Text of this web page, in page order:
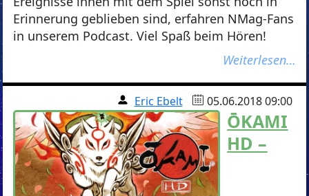
Erinnerung geblieben sind, erfahren NMag-Fans
in unserem Podcast. Viel Spaß beim Hören!
Weiterlesen…
Eric Ebelt 05.06.2018 09:00
ŌKAMI
HD –